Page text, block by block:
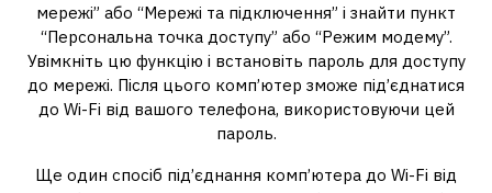
мережі” або “Мережі та підключення” і знайти пункт
“Персональна точка доступу” або “Режим модему”.
Увімкніть цю функцію і встановіть пароль для доступу
до мережі. Після цього комп’ютер зможе під’єднатися
до Wi-Fi від вашого телефона, використовуючи цей
пароль.
Ще один спосіб під’єднання комп’ютера до Wi-Fi від